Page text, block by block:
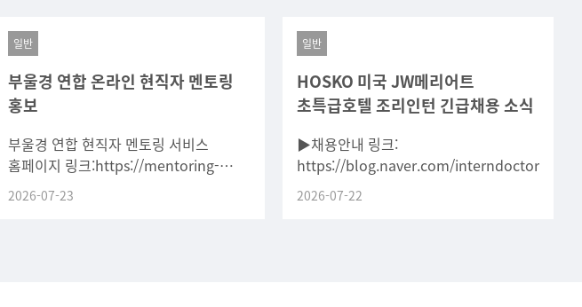
일반
부울경 연합 온라인 현직자 멘토링
홍보
부울경 연합 현직자 멘토링 서비스
홈페이지 링크:https://mentoring-
usg.kr/학교 코드 : UOU5206
2026-07-23
일반
HOSKO 미국 JW메리어트
초특급호텔 조리인턴 긴급채용 소식
▶채용안내 링크:
https://blog.naver.com/interndoctor/
2026-07-22